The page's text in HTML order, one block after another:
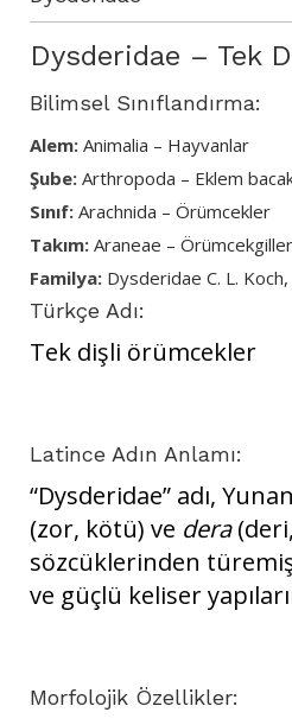
Dysderidae – Tek
Bilimsel Sınıflandırma:
Alem: Animalia – Hayvanlar
Şube: Arthropoda – Eklem
Sınıf: Arachnida – Örümcekler
Takım: Araneae – Örümcekgiller
Familya: Dysderidae C. L.
Türkçe Adı:
Tek dişli örümcekler
Latince Adın Anlamı:
“Dysderidae” adı,
(zor, kötü) ve dera
sözcüklerinden
ve güçlü keliser
Morfolojik Özellikler: